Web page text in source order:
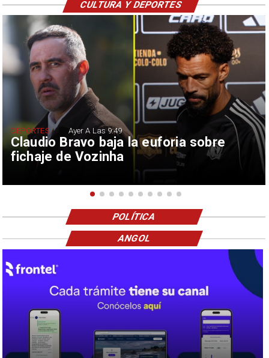
Claudio Bravo baja la euforia sobre
fichaje de Vozinha
DEPORTES Ayer A Las 9:49
CULTURA Y DEPORTES
POLÍTICA
ANGOL